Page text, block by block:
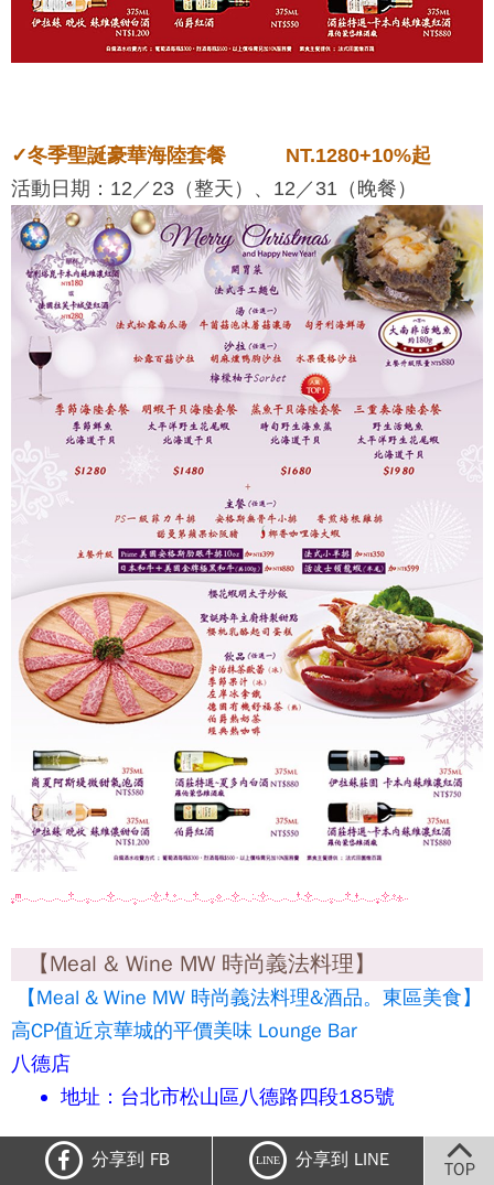
✓冬季聖誕豪華海陸套餐 NT.1280+10%起
活動日期：12／23（整天）、12／31（晚餐）
【Meal & Wine MW 時尚義法料理】
【Meal & Wine MW 時尚義法料理&酒品。東區美食】
高CP值近京華城的平價美味 Lounge Bar
八德店
地址：台北市松山區八德路四段185號
電話：（02）2760-0010
分享到 FB LINE 分享到 LINE TOP